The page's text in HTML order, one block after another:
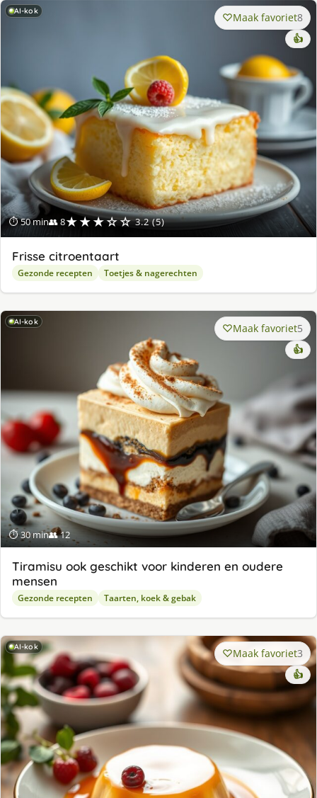
AI-kok
⏱ 50 min👥 8★★★☆☆ 3.2 (5)
Maak favoriet8
👍
Frisse citroentaart
Gezonde recepten Toetjes & nagerechten
AI-kok
⏱ 30 min👥 12
Maak favoriet5
👍
Tiramisu ook geschikt voor kinderen en oudere
mensen
Gezonde recepten Taarten, koek & gebak
AI-kok Maak favoriet3
👍